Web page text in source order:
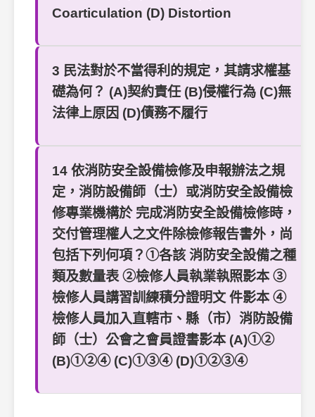
Coarticulation (D) Distortion
3 民法對於不當得利的規定，其請求權基
礎為何？ (A)契約責任 (B)侵權行為 (C)無
法律上原因 (D)債務不履行
14 依消防安全設備檢修及申報辦法之規
定，消防設備師（士）或消防安全設備檢
修專業機構於 完成消防安全設備檢修時，
交付管理權人之文件除檢修報告書外，尚
包括下列何項？①各該 消防安全設備之種
類及數量表 ②檢修人員執業執照影本 ③
檢修人員講習訓練積分證明文 件影本 ④
檢修人員加入直轄市、縣（市）消防設備
師（士）公會之會員證書影本 (A)①②
(B)①②④ (C)①③④ (D)①②③④